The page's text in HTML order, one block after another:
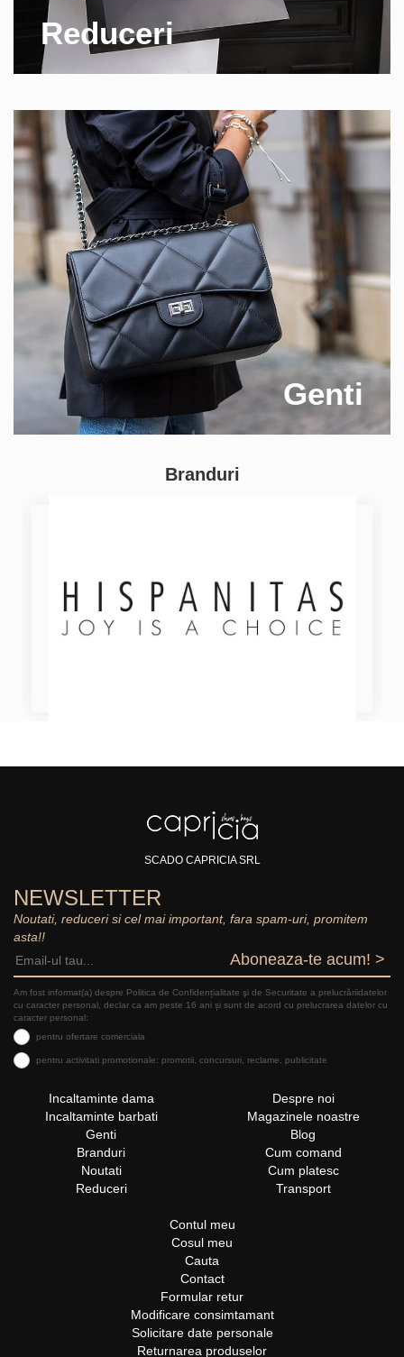
Reduceri
Genti
Branduri
SCADO CAPRICIA SRL
NEWSLETTER
Noutati, reduceri si cel mai important, fara spam-uri, promitem
asta!!
Aboneaza-te acum! >
Am fost informat(a) despre Politica de Confidențialitate şi de Securitate a prelucrăriidatelor
cu caracter personal, declar ca am peste 16 ani și sunt de acord cu prelucrarea datelor cu
caracter personal:
pentru ofertare comerciala
pentru activitati promotionale: promotii, concursuri, reclame, publicitate
Incaltaminte dama
Incaltaminte barbati
Genti
Branduri
Noutati
Reduceri
Despre noi
Magazinele noastre
Blog
Cum comand
Cum platesc
Transport
Contul meu
Cosul meu
Cauta
Contact
Formular retur
Modificare consimtamant
Solicitare date personale
Returnarea produselor